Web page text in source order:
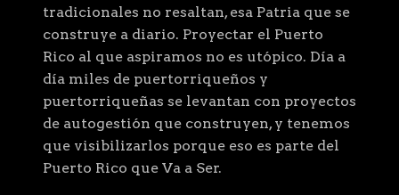
tradicionales no resaltan, esa Patria que se
construye a diario. Proyectar el Puerto
Rico al que aspiramos no es utópico. Día a
día miles de puertorriqueños y
puertorriqueñas se levantan con proyectos
de autogestión que construyen, y tenemos
que visibilizarlos porque eso es parte del
Puerto Rico que Va a Ser.